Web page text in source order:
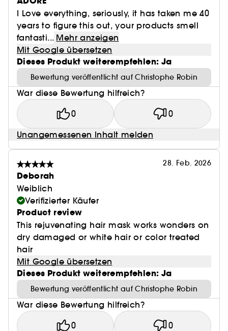
I Love everything, seriously, it has taken me 40
years to figure this out, your products smell
fantasti... Mehr anzeigen
Mit Google übersetzen
Dieses Produkt weiterempfehlen: Ja
Bewertung veröffentlicht auf Christophe Robin
War diese Bewertung hilfreich?
0 0
Unangemessenen Inhalt melden
28. Feb. 2026
Deborah
Weiblich
Verifizierter Käufer
Product review
This rejuvenating hair mask works wonders on
dry damaged or white hair or color treated
hair
Mit Google übersetzen
Dieses Produkt weiterempfehlen: Ja
Bewertung veröffentlicht auf Christophe Robin
War diese Bewertung hilfreich?
0 0